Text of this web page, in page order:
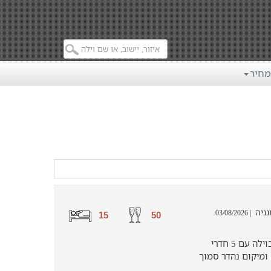
מחיר
50
15 | 03/08/2026
וילה פנינת עדן מתאימה לאירוח מפנק בוילה עם 5 חדרי
ומיקום נהדר סמוך